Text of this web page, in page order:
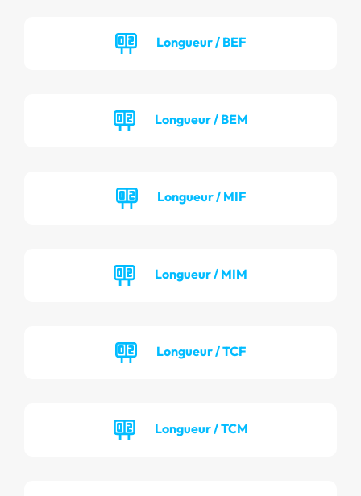
Longueur / BEF
Longueur / BEM
Longueur / MIF
Longueur / MIM
Longueur / TCF
Longueur / TCM